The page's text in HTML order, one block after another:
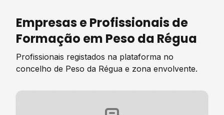
Empresas e Profissionais de
Formação em Peso da Régua
Profissionais registados na plataforma no
concelho de Peso da Régua e zona envolvente.